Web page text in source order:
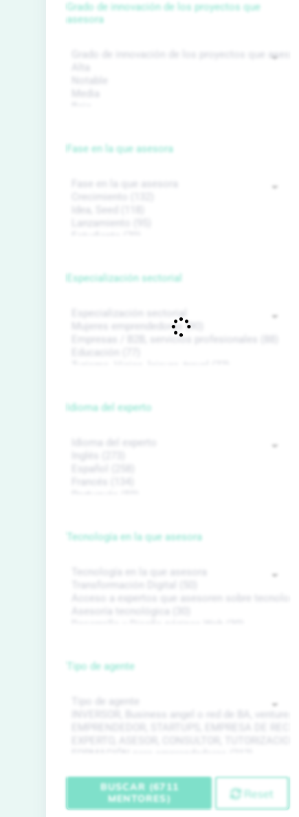
Grado de innovación de los proyectos que
asesora
Fase en la que asesora
Especialización sectorial
Idioma del experto
Tecnología en la que asesora
Tipo de agente
BUSCAR (6711
MENTORES)
Reset